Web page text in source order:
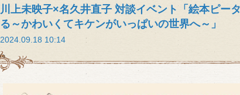
川上未映子×名久井直子 対談イベント「絵本ピー
る～かわいくてキケンがいっぱいの世界へ～」
2024.09.18 10:14